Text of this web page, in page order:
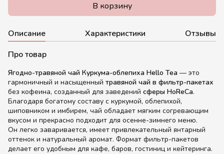
В корзину
Описание Характеристики
Отзывы
Про товар
Ягодно-травяной чай Куркума-облепиха Hello Tea — это
гармоничный и насыщенный травяной чай в фильтр-пакетах
без кофеина, созданный для заведений сферы HoReCa.
Благодаря богатому составу с куркумой, облепихой,
шиповником и имбирем, чай обладает мягким согревающим
вкусом и прекрасно подходит для осенне-зимнего меню.
Он легко заваривается, имеет привлекательный янтарный
оттенок и натуральный аромат. Формат фильтр-пакетов
делает его удобным для кафе, баров, гостиниц и кейтеринга.